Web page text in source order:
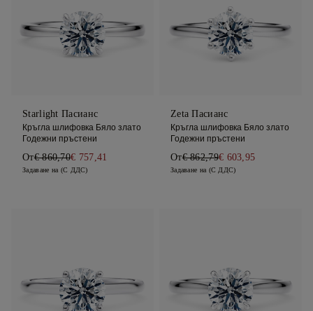
Starlight Пасианс
Кръгла шлифовка Бяло злато
Годежни пръстени
От€ 860,70€ 757,41
Задаване на (С ДДС)
Zeta Пасианс
Кръгла шлифовка Бяло злато
Годежни пръстени
От€ 862,79€ 603,95
Задаване на (С ДДС)